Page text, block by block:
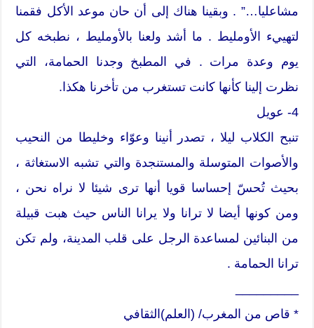
مشاعليا…” . وبقينا هناك إلى أن حان موعد الأكل فقمنا
لتهييء الأومليط . ما أشد ولعنا بالأومليط ، نطبخه كل
يوم وعدة مرات . في المطبخ وجدنا الحمامة، التي
نظرت إلينا كأنها كانت تستغرب من تأخرنا هكذا.
4- عويل
تنبح الكلاب ليلا ، تصدر أنينا وعوّاء وخليطا من النحيب
والأصوات المتوسلة والمستنجدة والتي تشبه الاستغاثة ،
بحيث تُحسّ إحساسا قويا أنها ترى شيئا لا نراه نحن ،
ومن كونها أيضا لا ترانا ولا يرانا الناس حيث هبت قبيلة
من البنائين لمساعدة الرجل على قلب المدينة، ولم تكن
ترانا الحمامة .
* قاص من المغرب/ (العلم)الثقافي